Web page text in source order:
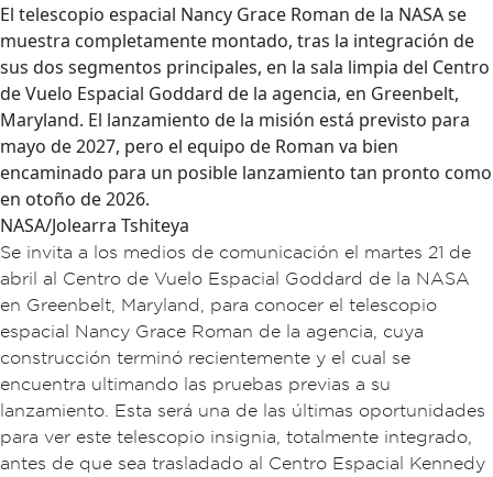
El telescopio espacial Nancy Grace Roman de la NASA se
muestra completamente montado, tras la integración de
sus dos segmentos principales, en la sala limpia del Centro
de Vuelo Espacial Goddard de la agencia, en Greenbelt,
Maryland. El lanzamiento de la misión está previsto para
mayo de 2027, pero el equipo de Roman va bien
encaminado para un posible lanzamiento tan pronto como
en otoño de 2026.
NASA/Jolearra Tshiteya
Se invita a los medios de comunicación el martes 21 de
abril al Centro de Vuelo Espacial Goddard de la NASA
en Greenbelt, Maryland, para conocer el telescopio
espacial Nancy Grace Roman de la agencia, cuya
construcción terminó recientemente y el cual se
encuentra ultimando las pruebas previas a su
lanzamiento. Esta será una de las últimas oportunidades
para ver este telescopio insignia, totalmente integrado,
antes de que sea trasladado al Centro Espacial Kennedy